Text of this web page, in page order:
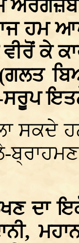
ਹਮ
ਕੇ
ਸਰੂਪ
ਸਕਦੇ
ਦਾ